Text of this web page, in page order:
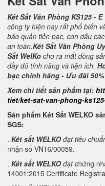
Két Sắt Văn Phòng KS125 -
công ty hiện nay rất phổ biến
bảo quản tiền bạc, con dấu
an toàn.Két Sắt Văn Phòng
Sắt WelKo cho ra mắt dòng
đầy đủ tính năng và tiện ích.
bạc chính hãng - Ưu đãi 50%
Xem chi tiết sản phẩm tại:
tiet/ket-sat-van-phong-
Sản phẩm Két Sắt WELKO
SGS:
. Két sắt WELKO đạt tiêu
nhận số VN16/00059.
. Két sắt WELKO đạt chứng
14001:2015 Certificate